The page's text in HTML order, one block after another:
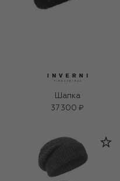
Шапка
37 300 ₽